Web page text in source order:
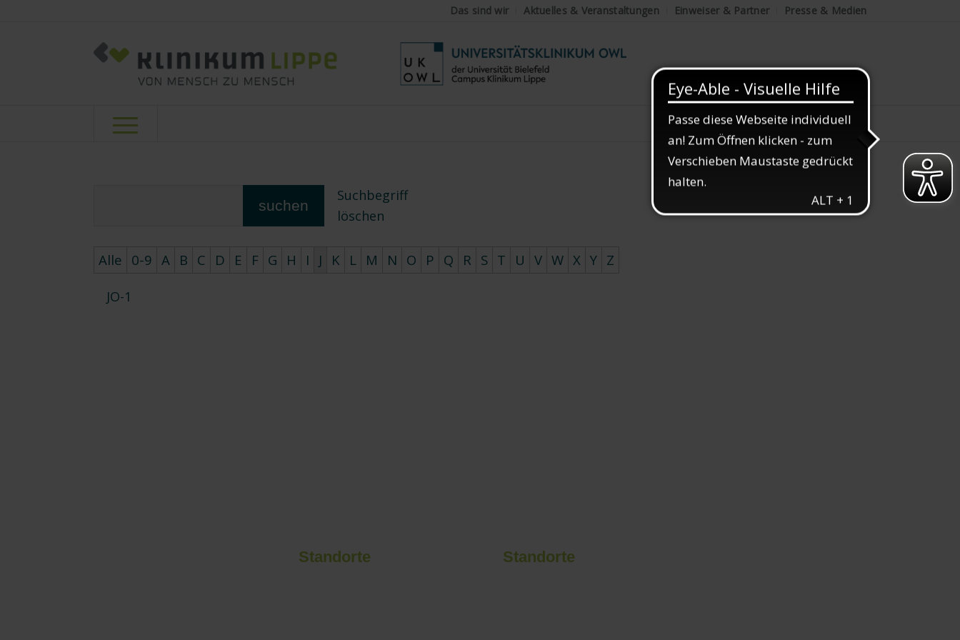
Das sind wir Aktuelles & Veranstaltungen Einweiser & Partner Presse & Medien
suchen
Suchbegriff
löschen
Alle 0-9 A B C D E F G H I J K L M N O P Q R S T U V W X Y Z
JO-1
Standorte Standorte